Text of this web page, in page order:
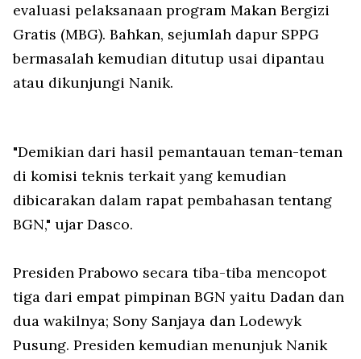
evaluasi pelaksanaan program Makan Bergizi
Gratis (MBG). Bahkan, sejumlah dapur SPPG
bermasalah kemudian ditutup usai dipantau
atau dikunjungi Nanik.
"Demikian dari hasil pemantauan teman-teman
di komisi teknis terkait yang kemudian
dibicarakan dalam rapat pembahasan tentang
BGN," ujar Dasco.
Presiden Prabowo secara tiba-tiba mencopot
tiga dari empat pimpinan BGN yaitu Dadan dan
dua wakilnya; Sony Sanjaya dan Lodewyk
Pusung. Presiden kemudian menunjuk Nanik